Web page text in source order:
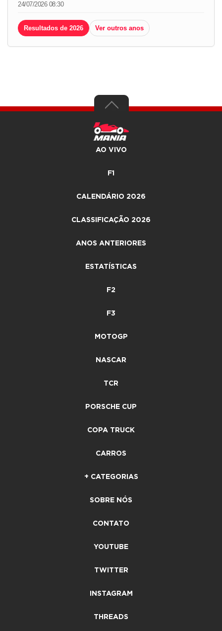
24/07/2026 08:30
Resultados de 2026 Ver outros anos
AO VIVO
F1
CALENDÁRIO 2026
CLASSIFICAÇÃO 2026
ANOS ANTERIORES
ESTATÍSTICAS
F2
F3
MOTOGP
NASCAR
TCR
PORSCHE CUP
COPA TRUCK
CARROS
+ CATEGORIAS
SOBRE NÓS
CONTATO
YOUTUBE
TWITTER
INSTAGRAM
THREADS